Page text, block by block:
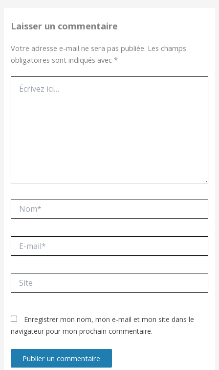
Laisser un commentaire
Votre adresse e-mail ne sera pas publiée. Les champs
obligatoires sont indiqués avec*
ici…
mail*
Enregistrer mon nom, mon e-mail et mon site dans le
navigateur pour mon prochain commentaire.